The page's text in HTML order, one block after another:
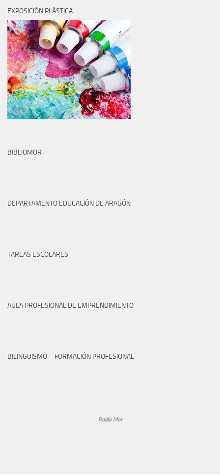
EXPOSICIÓN PLÁSTICA
BIBLIOMOR
DEPARTAMENTO EDUCACIÓN DE ARAGÓN
TAREAS ESCOLARES
AULA PROFESIONAL DE EMPRENDIMIENTO
BILINGÜISMO – FORMACIÓN PROFESIONAL
Radio Mor